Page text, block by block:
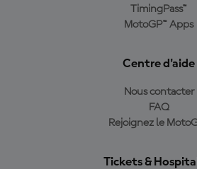
TimingPass™
MotoGP™ Apps
Centre d'aide
Nous contacter
FAQ
Rejoignez le
Tickets &